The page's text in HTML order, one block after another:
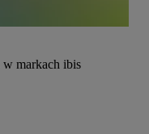
w markach ibis